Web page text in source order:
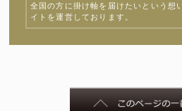
全国の方に掛け軸を届けたいという想
イトを運営しております。